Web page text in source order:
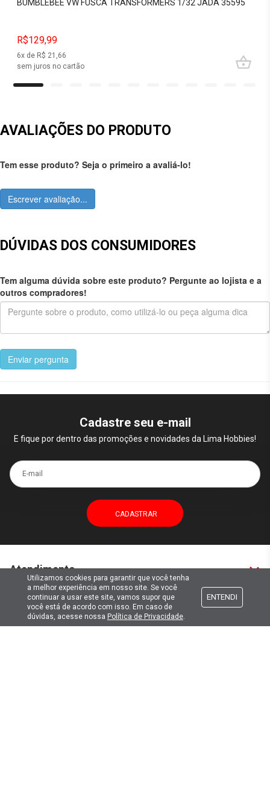
BUMBLEBEE VW FUSCA TRANSFORMERS 1/32 JADA 35595
R$129,99
6x de R$ 21,66
sem juros no cartão
AVALIAÇÕES DO PRODUTO
Tem esse produto? Seja o primeiro a avaliá-lo!
Escrever avaliação...
DÚVIDAS DOS CONSUMIDORES
Tem alguma dúvida sobre este produto? Pergunte ao lojista e a
outros compradores!
Enviar pergunta
Cadastre seu e-mail
E fique por dentro das promoções e novidades da Lima Hobbies!
E-mail
Atendimento
Formas de pagamento
Utilizamos cookies para garantir que você tenha
a melhor experiência em nosso site. Se você
continuar a usar este site, vamos supor que
você está de acordo com isso. Em caso de
dúvidas, acesse nossa Política de Privacidade.
ENTENDI